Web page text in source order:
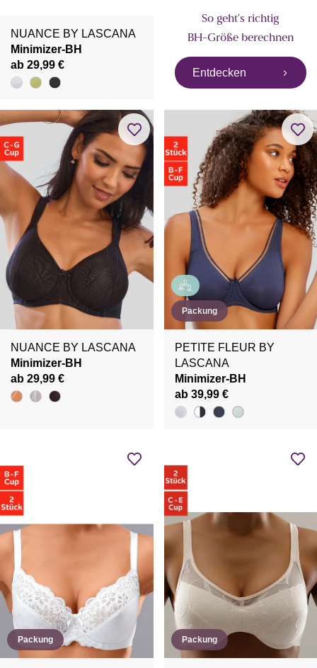
NUANCE BY LASCANA
Minimizer-BH
ab 29,99 €
So geht's richtig
BH-Größe berechnen
Entdecken
NUANCE BY LASCANA
Minimizer-BH
ab 29,99 €
Packung
PETITE FLEUR BY
LASCANA
Minimizer-BH
ab 39,99 €
Packung Packung